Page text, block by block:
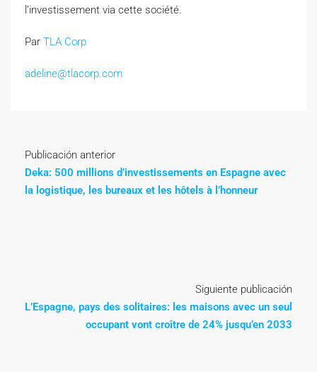
l’investissement via cette société.
Par TLA Corp
adeline@tlacorp.com
Publicación anterior
Deka: 500 millions d’investissements en Espagne avec
la logistique, les bureaux et les hôtels à l’honneur
Siguiente publicación
L’Espagne, pays des solitaires: les maisons avec un seul
occupant vont croître de 24% jusqu’en 2033